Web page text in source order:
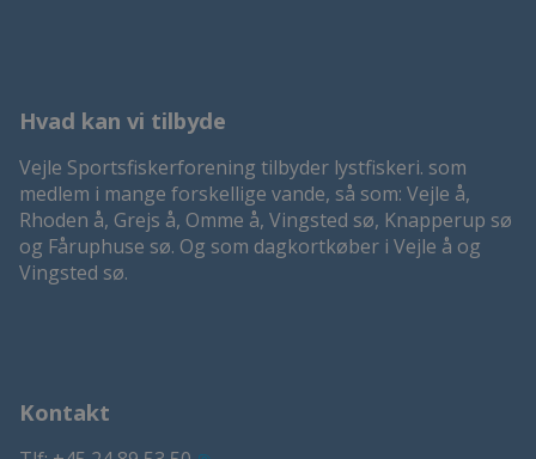
Hvad kan vi tilbyde
Vejle Sportsfiskerforening tilbyder lystfiskeri. som
medlem i mange forskellige vande, så som: Vejle å,
Rhoden å, Grejs å, Omme å, Vingsted sø, Knapperup sø
og Fåruphuse sø. Og som dagkortkøber i Vejle å og
Vingsted sø.
Kontakt